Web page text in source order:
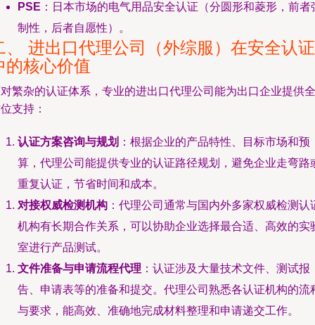
PSE ：日本市场的电气用品安全认证（分圆形和菱形，前者
制性，后者自愿性）。
、 进出口代理公司（外综服）在安全认证
的核心价值
繁杂的认证体系，专业的进出口代理公司能为出口企业提供全
支持：
认证方案咨询与规划 ：根据企业的产品特性、目标市场和预
算，代理公司能提供专业的认证路径规划，避免企业走弯路
重复认证，节省时间和成本。
对接权威检测机构 ：代理公司通常与国内外多家权威检测认
机构有长期合作关系，可以协助企业选择最合适、高效的实
室进行产品测试。
文件准备与申请流程代理 ：认证涉及大量技术文件、测试报
告、申请表等的准备和提交。代理公司熟悉各认证机构的流
与要求，能高效、准确地完成材料整理和申请递交工作。